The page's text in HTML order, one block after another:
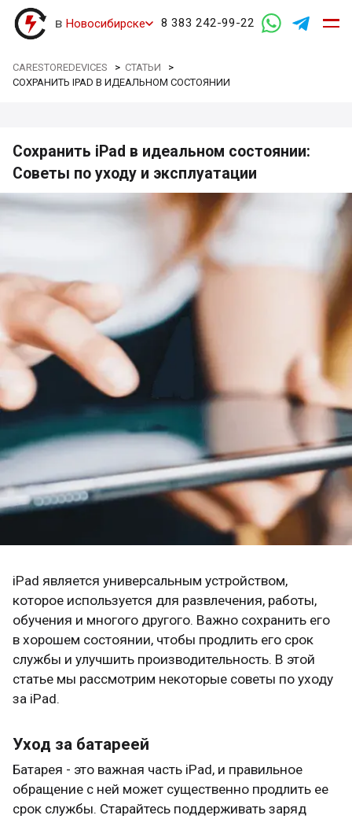
в Новосибирске 8 383 242-99-22
CARESTOREDEVICES >СТАТЬИ >
СОХРАНИТЬ IPAD В ИДЕАЛЬНОМ СОСТОЯНИИ
Сохранить iPad в идеальном состоянии:
Советы по уходу и эксплуатации
iPad является универсальным устройством,
которое используется для развлечения, работы,
обучения и многого другого. Важно сохранить его
в хорошем состоянии, чтобы продлить его срок
службы и улучшить производительность. В этой
статье мы рассмотрим некоторые советы по уходу
за iPad.
Уход за батареей
Батарея - это важная часть iPad, и правильное
обращение с ней может существенно продлить ее
срок службы. Старайтесь поддерживать заряд